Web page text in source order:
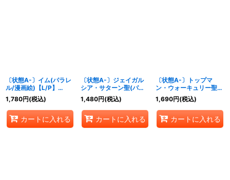
〔状態A-〕イム(パラレ
ル/漫画絵)【L/P】
{OP13-079}
1,780円(税込)
カートに入れる
〔状態A-〕ジェイガル
シア・サターン聖(パラ
レル/白文字/illust:Gege
Akutami)【R/P】
{OP13-083}
1,480円(税込)
カートに入れる
〔状態A-〕トップマ
ン・ウォーキュリー聖
(パラレル/白文
字/illust:Gege
Akutami)【R/P】
{OP13-089}
1,690円(税込)
カートに入れる